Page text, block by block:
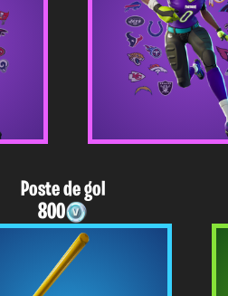
Poste de gol
800